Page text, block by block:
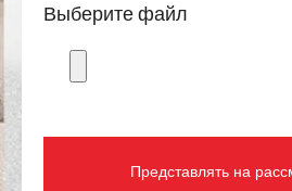
Выберите файл
Представлять на